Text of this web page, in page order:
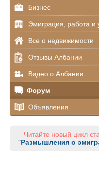
Бизнес
Эмиграция, работа и
Все о недвижимости
Отзывы Албании
Видео о Албании
Форум
Объявления
Читайте новый цикл
"Размышления о